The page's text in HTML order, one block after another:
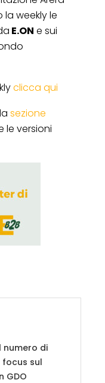
la weekly le
E.ON e sui
clicca qui
sezione
le versioni
numero di
sul
GDO